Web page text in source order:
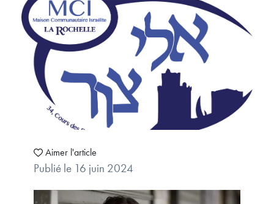
Aimer l'article
Publié le 16 juin 2024